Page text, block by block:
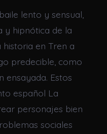
lento y sensual,
y hipnótica de la
en Tren a
predecible, como
ensayada. Estos
español La
personajes bien
sociales